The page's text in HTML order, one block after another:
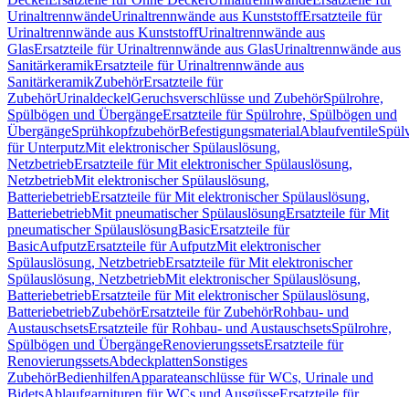
UrinaltrennwändeUrinaltrennwände aus KunststoffErsatzteile für
Urinaltrennwände aus KunststoffUrinaltrennwände aus
GlasErsatzteile für Urinaltrennwände aus GlasUrinaltrennwände aus
SanitärkeramikErsatzteile für Urinaltrennwände aus
SanitärkeramikZubehörErsatzteile für
ZubehörUrinaldeckelGeruchsverschlüsse und ZubehörSpülrohre,
Spülbögen und ÜbergängeErsatzteile für Spülrohre, Spülbögen und
ÜbergängeSprühkopfzubehörBefestigungsmaterialAblaufventile
für UnterputzMit elektronischer Spülauslösung,
NetzbetriebErsatzteile für Mit elektronischer Spülauslösung,
NetzbetriebMit elektronischer Spülauslösung,
BatteriebetriebErsatzteile für Mit elektronischer Spülauslösung,
BatteriebetriebMit pneumatischer SpülauslösungErsatzteile für Mit
pneumatischer SpülauslösungBasicErsatzteile für
BasicAufputzErsatzteile für AufputzMit elektronischer
Spülauslösung, NetzbetriebErsatzteile für Mit elektronischer
Spülauslösung, NetzbetriebMit elektronischer Spülauslösung,
BatteriebetriebErsatzteile für Mit elektronischer Spülauslösung,
BatteriebetriebZubehörErsatzteile für ZubehörRohbau- und
AustauschsetsErsatzteile für Rohbau- und AustauschsetsSpülrohre,
Spülbögen und ÜbergängeRenovierungssetsErsatzteile für
RenovierungssetsAbdeckplattenSonstiges
ZubehörBedienhilfenApparateanschlüsse für WCs, Urinale und
BidetsAblaufgarnituren für WCs und AusgüsseErsatzteile für